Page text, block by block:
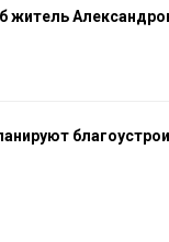
житель